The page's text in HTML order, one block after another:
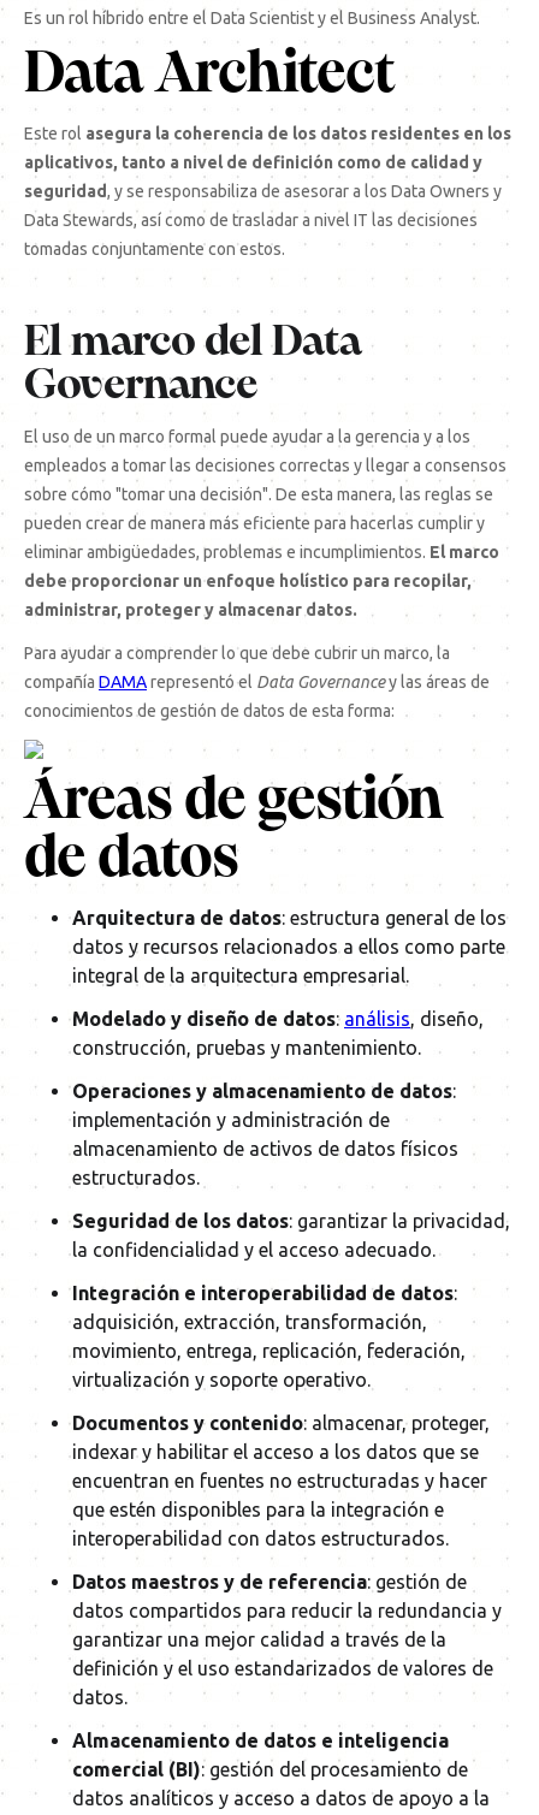
Es un rol híbrido entre el Data Scientist y el Business Analyst.
Data Architect
Este rol asegura la coherencia de los datos residentes en los
aplicativos, tanto a nivel de definición como de calidad y
seguridad, y se responsabiliza de asesorar a los Data Owners y
Data Stewards, así como de trasladar a nivel IT las decisiones
tomadas conjuntamente con estos.
El marco del Data
Governance
El uso de un marco formal puede ayudar a la gerencia y a los
empleados a tomar las decisiones correctas y llegar a consensos
sobre cómo "tomar una decisión". De esta manera, las reglas se
pueden crear de manera más eficiente para hacerlas cumplir y
eliminar ambigüedades, problemas e incumplimientos. El marco
debe proporcionar un enfoque holístico para recopilar,
administrar, proteger y almacenar datos.
Para ayudar a comprender lo que debe cubrir un marco, la
compañía DAMArepresentó el Data Governancey las áreas de
conocimientos de gestión de datos de esta forma:
Áreas de gestión
de datos
Arquitectura de datos: estructura general de los
datos y recursos relacionados a ellos como parte
integral de la arquitectura empresarial.
Modelado y diseño de datos: análisis, diseño,
construcción, pruebas y mantenimiento.
Operaciones y almacenamiento de datos:
implementación y administración de
almacenamiento de activos de datos físicos
estructurados.
Seguridad de los datos: garantizar la privacidad,
la confidencialidad y el acceso adecuado.
Integración e interoperabilidad de datos:
adquisición, extracción, transformación,
movimiento, entrega, replicación, federación,
virtualización y soporte operativo.
Documentos y contenido: almacenar, proteger,
indexar y habilitar el acceso a los datos que se
encuentran en fuentes no estructuradas y hacer
que estén disponibles para la integración e
interoperabilidad con datos estructurados.
Datos maestros y de referencia: gestión de
datos compartidos para reducir la redundancia y
garantizar una mejor calidad a través de la
definición y el uso estandarizados de valores de
datos.
Almacenamiento de datos e inteligencia
comercial (BI): gestión del procesamiento de
datos analíticos y acceso a datos de apoyo a la